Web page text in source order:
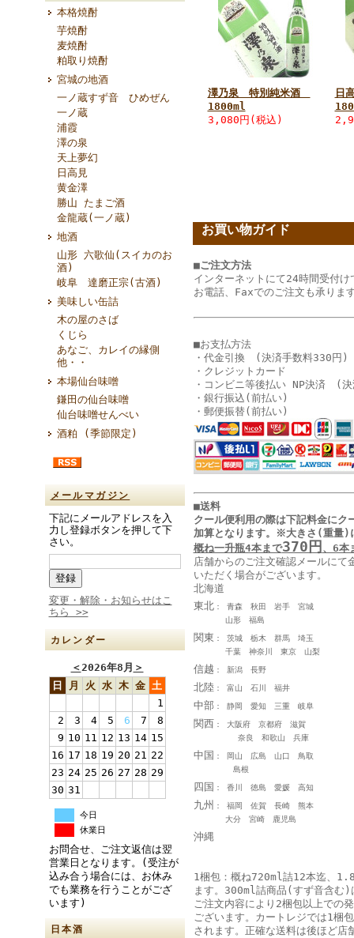
本格焼酎
芋焼酎
麦焼酎
粕取り焼酎
宮城の地酒
一ノ蔵すず音 ひめぜん
一ノ蔵
浦霞
澤の泉
天上夢幻
日高見
黄金澤
勝山 たまご酒
金龍蔵(一ノ蔵)
地酒
山形 六歌仙(スイカのお
酒)
岐阜 達磨正宗(古酒)
美味しい缶詰
木の屋のさば
くじら
あなご、カレイの縁側
他・・
本場仙台味噌
鎌田の仙台味噌
仙台味噌せんべい
酒粕 (季節限定)
メールマガジン
下記にメールアドレスを入
力し登録ボタンを押して下
さい。
変更・解除・お知らせはこ
ちら >>
カレンダー
＜2026年8月 ＞
日
月 火 水 木 金 土
1
2
3 4 5 6 7
8
9 10 11 12 13 14 15
16 17 18 19 20 21 22
23 24 25 26 27 28 29
30 31
今日
休業日
お問合せ、ご注文返信は翌
営業日となります。(受注が
込み合う場合には、お休み
でも業務を行うことがござ
います)
日本酒
澤乃泉 特別純米酒
1800ml
3,080円(税込)
日
お買い物ガイド
■ご注文方法
インターネットにて24時間受付け
お電話、Faxでのご注文も承りま
■お支払方法
・代金引換 (決済手数料330円)
・クレジットカード
・コンビニ等後払い NP決済 (
・銀行振込(前払い)
・郵便振替(前払い)
■送料
クール便利用の際は下記料金にク
加算となります。
※大きさ(重量)
概ね一升瓶4本まで370円、6本
店舗からのご注文確認メールにて
いただく場合がございます。
北海道
東北： 青森 秋田 岩手 宮城
山形 福島
関東 ： 茨城 栃木 群馬 埼玉
千葉 神奈川 東京 山梨
信越 ： 新潟 長野
北陸： 富山 石川 福井
中部： 静岡 愛知 三重 岐阜
関西 ： 大阪府 京都府 滋賀
奈良 和歌山 兵庫
中国 ： 岡山 広島 山口 鳥取
島根
四国 ： 香川 徳島 愛媛 高知
九州 ： 福岡 佐賀 長崎 熊本
大分 宮崎 鹿児島
沖縄
1梱包：概ね720ml詰12本迄、
ます。300ml詰商品(すず音含む)
ご注文内容により2梱包以上での
ございます。カートレジでは1梱
されます。正確な送料は後ほど店